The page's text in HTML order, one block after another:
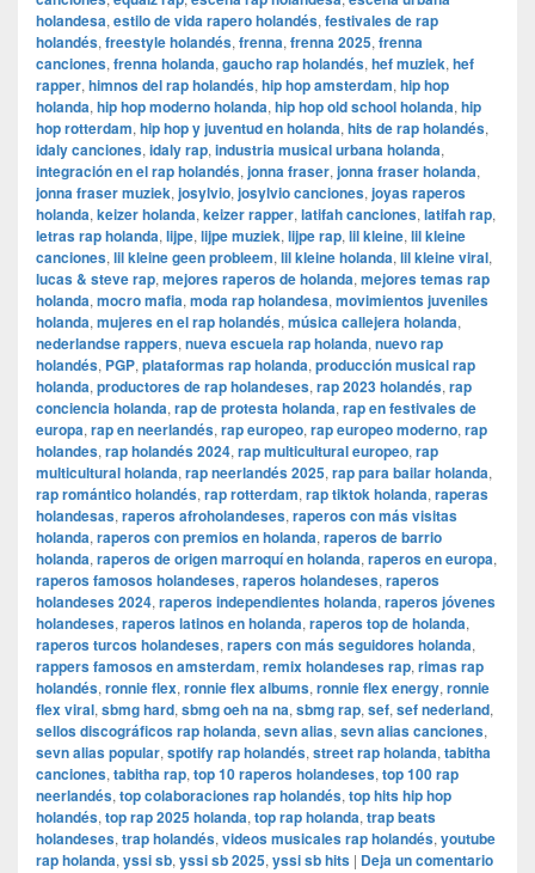
holandesa, estilo de vida rapero holandés, festivales de rap
holandés, freestyle holandés, frenna, frenna 2025, frenna
canciones, frenna holanda, gaucho rap holandés, hef muziek, hef
rapper, himnos del rap holandés, hip hop amsterdam, hip hop
holanda, hip hop moderno holanda, hip hop old school holanda, hip
hop rotterdam, hip hop y juventud en holanda, hits de rap holandés,
idaly canciones, idaly rap, industria musical urbana holanda,
integración en el rap holandés, jonna fraser, jonna fraser holanda,
jonna fraser muziek, josylvio, josylvio canciones, joyas raperos
holanda, keizer holanda, keizer rapper, latifah canciones, latifah rap,
letras rap holanda, lijpe, lijpe muziek, lijpe rap, lil kleine, lil kleine
canciones, lil kleine geen probleem, lil kleine holanda, lil kleine viral,
lucas & steve rap, mejores raperos de holanda, mejores temas rap
holanda, mocro mafia, moda rap holandesa, movimientos juveniles
holanda, mujeres en el rap holandés, música callejera holanda,
nederlandse rappers, nueva escuela rap holanda, nuevo rap
holandés, PGP, plataformas rap holanda, producción musical rap
holanda, productores de rap holandeses, rap 2023 holandés, rap
conciencia holanda, rap de protesta holanda, rap en festivales de
europa, rap en neerlandés, rap europeo, rap europeo moderno, rap
holandes, rap holandés 2024, rap multicultural europeo, rap
multicultural holanda, rap neerlandés 2025, rap para bailar holanda,
rap romántico holandés, rap rotterdam, rap tiktok holanda, raperas
holandesas, raperos afroholandeses, raperos con más visitas
holanda, raperos con premios en holanda, raperos de barrio
holanda, raperos de origen marroquí en holanda, raperos en europa,
raperos famosos holandeses, raperos holandeses, raperos
holandeses 2024, raperos independientes holanda, raperos jóvenes
holandeses, raperos latinos en holanda, raperos top de holanda,
raperos turcos holandeses, rapers con más seguidores holanda,
rappers famosos en amsterdam, remix holandeses rap, rimas rap
holandés, ronnie flex, ronnie flex albums, ronnie flex energy, ronnie
flex viral, sbmg hard, sbmg oeh na na, sbmg rap, sef, sef nederland,
sellos discográficos rap holanda, sevn alias, sevn alias canciones,
sevn alias popular, spotify rap holandés, street rap holanda, tabitha
canciones, tabitha rap, top 10 raperos holandeses, top 100 rap
neerlandés, top colaboraciones rap holandés, top hits hip hop
holandés, top rap 2025 holanda, top rap holanda, trap beats
holandeses, trap holandés, videos musicales rap holandés, youtube
rap holanda, yssi sb, yssi sb 2025, yssi sb hits | Deja un comentario